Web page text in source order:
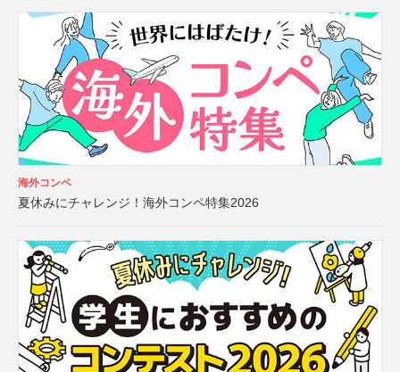
海外コンペ
夏休みにチャレンジ！海外コンペ特集2026